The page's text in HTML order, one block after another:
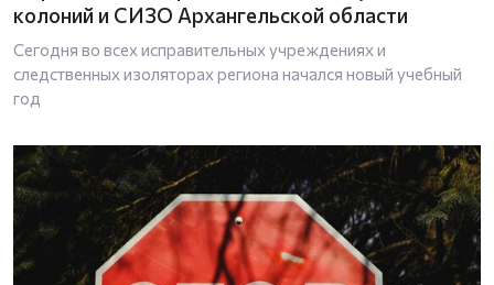
колоний и СИЗО Архангельской области
Сегодня во всех исправительных учреждениях и
следственных изоляторах региона начался новый учебный
год